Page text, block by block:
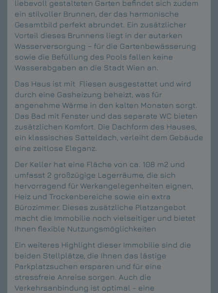
liebevoll gestalteten Garten befindet sich zudem
ein stilvoller Brunnen, der das harmonische
Gesamtbild perfekt abrundet. Ein zusätzlicher
Vorteil dieses Brunnens liegt in der autarken
Wasserversorgung – für die Gartenbewässerung
sowie die Befüllung des Pools fallen keine
Wasserabgaben an die Stadt Wien an.
Das Haus ist mit Fliesen ausgestattet und wird
durch eine Gasheizung beheizt, was für
angenehme Wärme in den kalten Monaten sorgt.
Das Bad mit Fenster und das separate WC bieten
zusätzlichen Komfort. Die Dachform des Hauses,
ein klassisches Satteldach, verleiht dem Gebäude
eine zeitlose Eleganz.
Der Keller hat eine Fläche von ca. 108 m2 und
umfasst 2 großzügige Lagerräume, die sich
hervorragend für Werkangelegenheiten eignen,
Heiz und Trockenbereiche sowie ein extra
Bürozimmer. Dieses zusätzliche Platzangebot
macht die Immobilie noch vielseitiger und bietet
Ihnen flexible Nutzungsmöglichkeiten
Ein weiteres Highlight dieser Immobilie sind die
beiden Stellplätze, die Ihnen das lästige
Parkplatzsuchen ersparen und für eine
stressfreie Anreise sorgen. Auch die
Verkehrsanbindung ist optimal - eine